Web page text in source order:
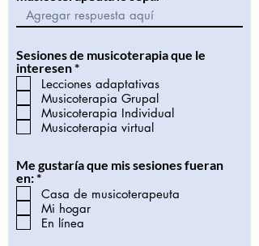
Sesiones de musicoterapia que le
interesen*O
b
l
i
g
a
r
o
Lecciones adaptativas
Musicoterapia Grupal
Musicoterapia Individual
Musicoterapia virtual
Me gustaría que mis sesiones fueran
en:*O
b
l
i
g
Casa de musicoterapeuta
Mi hogar
En línea